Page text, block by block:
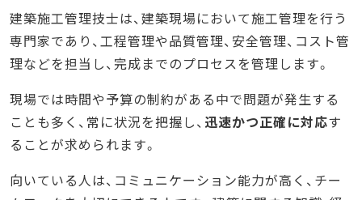
建築施工管理技士は、建築現場において施工管理を行う
専門家であり、工程管理や品質管理、安全管理、コスト管
理などを担当し、完成までのプロセスを管理します。
現場では時間や予算の制約がある中で問題が発生する
ことも多く、常に状況を把握し、 迅速かつ正確に対応す
ることが求められます。
向いている人は、コミュニケーション能力が高く、チー